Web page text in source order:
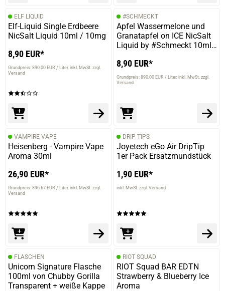
ELF LIQUID
Elf-Liquid Single Erdbeere
NicSalt Liquid 10ml / 10mg
8,90 EUR*
Grundpreis: 890,00 EUR / Liter inkl. MwSt. zzgl.
Versand
#SCHMECKT
Apfel Wassermelone und
Granatapfel on ICE NicSalt
Liquid by #Schmeckt 10ml /
8,90 EUR*
Grundpreis: 890,00 EUR / Liter inkl. MwSt. zzgl.
Versand
VAMPIRE VAPE
Heisenberg - Vampire Vape
Aroma 30ml
26,90 EUR*
Grundpreis: 896,67 EUR / Liter inkl. MwSt. zzgl.
Versand
DRIP TIPS
Joyetech eGo Air DripTip
1er Pack Ersatzmundstück
1,90 EUR*
inkl. MwSt. zzgl. Versand
FLASCHEN
Unicorn Signature Flasche
100ml von Chubby Gorilla
Transparent + weiße Kappe
RIOT SQUAD
RIOT Squad BAR EDTN
Strawberry & Blueberry Ice
Aroma